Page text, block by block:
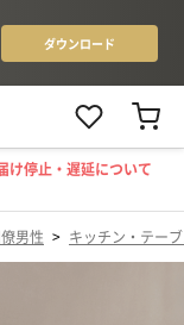
け停止・遅延について
男性 > キッチン・テー